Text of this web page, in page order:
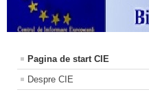
Pagina de start CIE
Despre CIE